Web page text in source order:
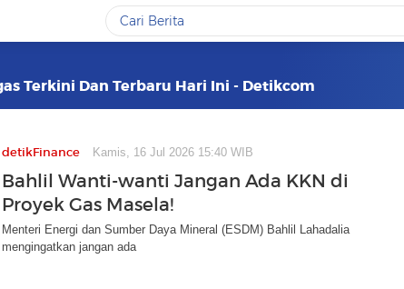
Terkini Dan Terbaru Hari Ini - Detikcom
detikFinance Kamis, 16 Jul 2026 15:40 WIB
Bahlil Wanti-wanti Jangan Ada KKN di
Proyek Gas Masela!
Menteri Energi dan Sumber Daya Mineral (ESDM) Bahlil Lahadalia
mengingatkan jangan ada